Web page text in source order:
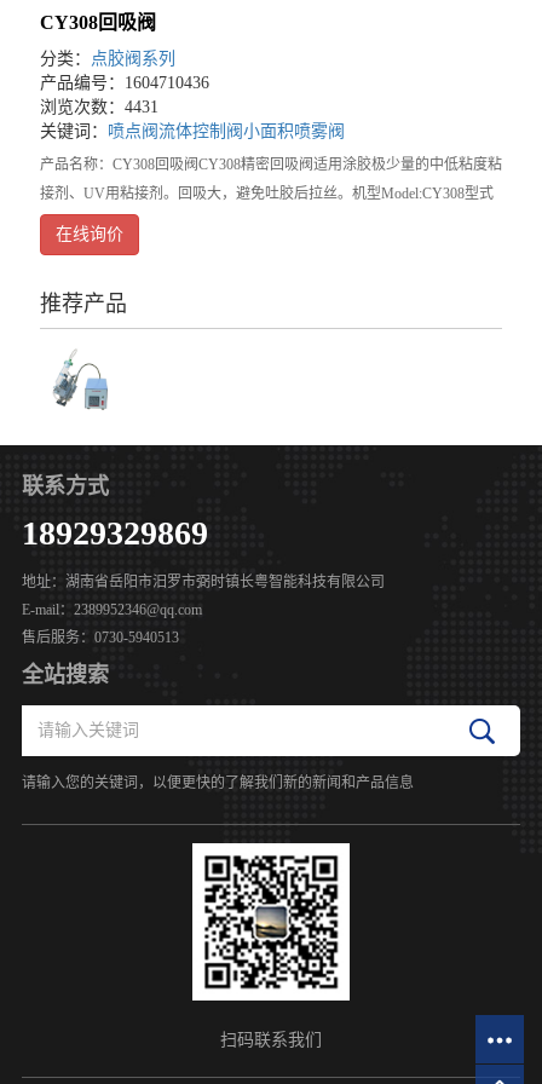
CY308回吸阀
分类： 点胶阀系列
产品编号：1604710436
浏览次数：4431
关键词： 喷点阀 流体控制阀 小面积喷雾阀
产品名称：CY308回吸阀CY308精密回吸阀适用涂胶极少量的中低粘度粘
接剂、UV用粘接剂。回吸大，避免吐胶后拉丝。机型Model:CY308型式
Type:回吸式使用气源OperatingAirSource:5-6Kgf/cm极小吐出量
在线询价
推荐产品
联系方式
18929329869
地址：湖南省岳阳市汨罗市弼时镇长粤智能科技有限公司
E-mail：2389952346@qq.com
售后服务：0730-5940513
全站搜索
请输入您的关键词，以便更快的了解我们新的新闻和产品信息
扫码联系我们